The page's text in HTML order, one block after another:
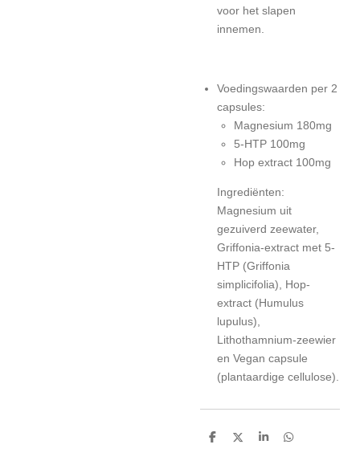
voor het slapen
innemen.
Voedingswaarden per 2
capsules:
Magnesium 180mg
5-HTP 100mg
Hop extract 100mg
Ingrediënten:
Magnesium uit
gezuiverd zeewater,
Griffonia-extract met 5-
HTP (Griffonia
simplicifolia), Hop-
extract (Humulus
lupulus),
Lithothamnium-zeewier
en Vegan capsule
(plantaardige cellulose).
D
D
S
D